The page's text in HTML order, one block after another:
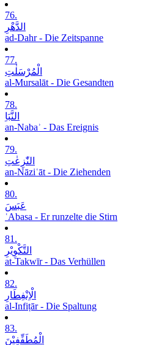
76.
الدَّھْرِ
ad-Dahr - Die Zeitspanne
77.
الْمُرْسَلٰتِ
al-Mursalāt - Die Gesandten
78.
النَّبَاِ
an-Nabaʾ - Das Ereignis
79.
النّٰزِعٰتِ
an-Nāziʿāt - Die Ziehenden
80.
عَبَسَ
ʿAbasa - Er runzelte die Stirn
81.
التَّکْوِیْرِ
at-Takwīr - Das Verhüllen
82.
الْاِنْفِطَارِ
al-Infiṭār - Die Spaltung
83.
الْمُطَفِّفِیْنَ